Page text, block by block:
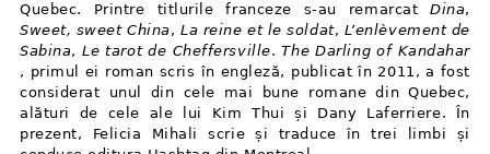
Quebec. Printre titlurile franceze s-au remarcatDina,
Sweet, sweet China ,La reine et le soldat, L’enlèvement de
Sabina,Le tarot de Cheffersville.The Darling of Kandahar
, primul ei roman scris în engleză, publicat în 2011, a fost
considerat unul din cele mai bune romane din Quebec,
alături de cele ale lui Kim Thui și Dany Laferriere. În
prezent, Felicia Mihali scrie și traduce în trei limbi și